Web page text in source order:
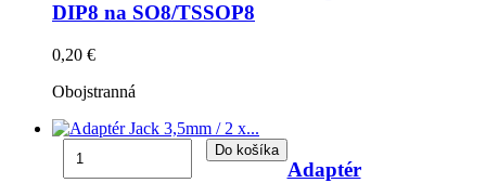
DIP8 na SO8/TSSOP8
0,20 €
Obojstranná
Do košíka
Adaptér